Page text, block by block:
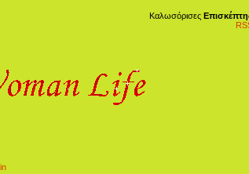
Καλωσόρισες